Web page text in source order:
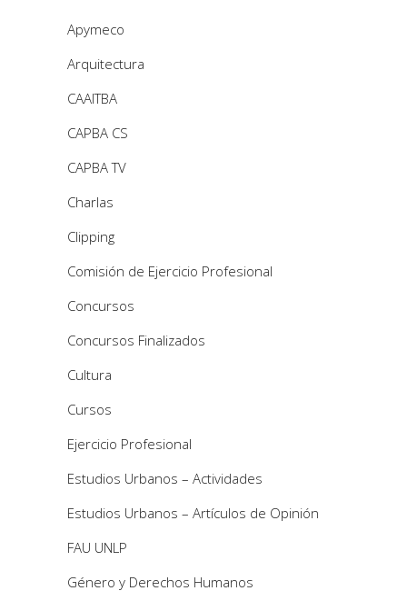
Apymeco
Arquitectura
CAAITBA
CAPBA CS
CAPBA TV
Charlas
Clipping
Comisión de Ejercicio Profesional
Concursos
Concursos Finalizados
Cultura
Cursos
Ejercicio Profesional
Estudios Urbanos – Actividades
Estudios Urbanos – Artículos de Opinión
FAU UNLP
Género y Derechos Humanos